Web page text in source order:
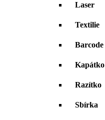
Laser
Textilie
Barcode
Kapátko
Razítko
Sbírka